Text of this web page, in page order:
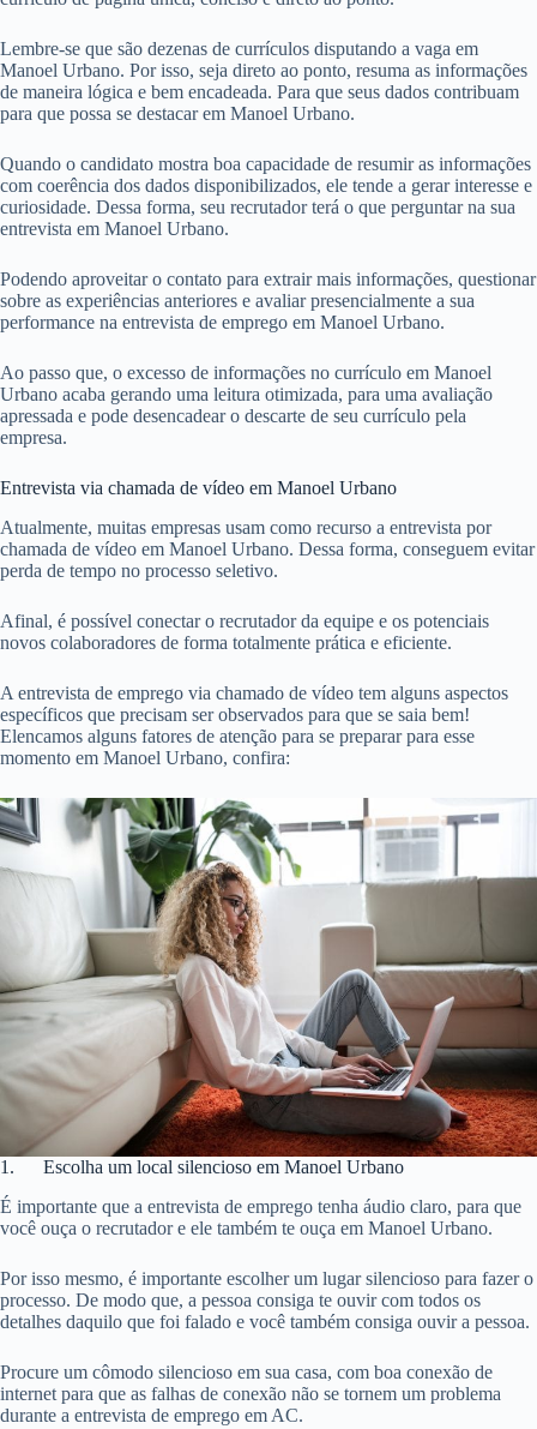
Lembre-se que são dezenas de currículos disputando a vaga em
Manoel Urbano. Por isso, seja direto ao ponto, resuma as informações
de maneira lógica e bem encadeada. Para que seus dados contribuam
para que possa se destacar em Manoel Urbano.
Quando o candidato mostra boa capacidade de resumir as informações
com coerência dos dados disponibilizados, ele tende a gerar interesse e
curiosidade. Dessa forma, seu recrutador terá o que perguntar na sua
entrevista em Manoel Urbano.
Podendo aproveitar o contato para extrair mais informações, questionar
sobre as experiências anteriores e avaliar presencialmente a sua
performance na entrevista de emprego em Manoel Urbano.
Ao passo que, o excesso de informações no currículo em Manoel
Urbano acaba gerando uma leitura otimizada, para uma avaliação
apressada e pode desencadear o descarte de seu currículo pela
empresa.
Entrevista via chamada de vídeo em Manoel Urbano
Atualmente, muitas empresas usam como recurso a entrevista por
chamada de vídeo em Manoel Urbano. Dessa forma, conseguem evitar
perda de tempo no processo seletivo.
Afinal, é possível conectar o recrutador da equipe e os potenciais
novos colaboradores de forma totalmente prática e eficiente.
A entrevista de emprego via chamado de vídeo tem alguns aspectos
específicos que precisam ser observados para que se saia bem!
Elencamos alguns fatores de atenção para se preparar para esse
momento em Manoel Urbano, confira:
1. Escolha um local silencioso em Manoel Urbano
É importante que a entrevista de emprego tenha áudio claro, para que
você ouça o recrutador e ele também te ouça em Manoel Urbano.
Por isso mesmo, é importante escolher um lugar silencioso para fazer o
processo. De modo que, a pessoa consiga te ouvir com todos os
detalhes daquilo que foi falado e você também consiga ouvir a pessoa.
Procure um cômodo silencioso em sua casa, com boa conexão de
internet para que as falhas de conexão não se tornem um problema
durante a entrevista de emprego em AC.